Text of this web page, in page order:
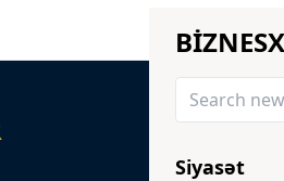
Siyasət